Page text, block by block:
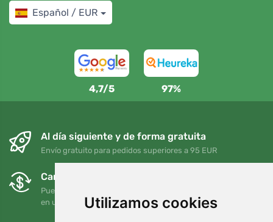
Utilizamos cookies
Español / EUR
4,7/5 97%
Al día siguiente y de forma gratuita
Envío gratuito para pedidos superiores a 95 EUR
Cambios y devoluciones gratuitos
Puede devolver o cambiar su pedido en cualquier momento
en un plazo de 90 días